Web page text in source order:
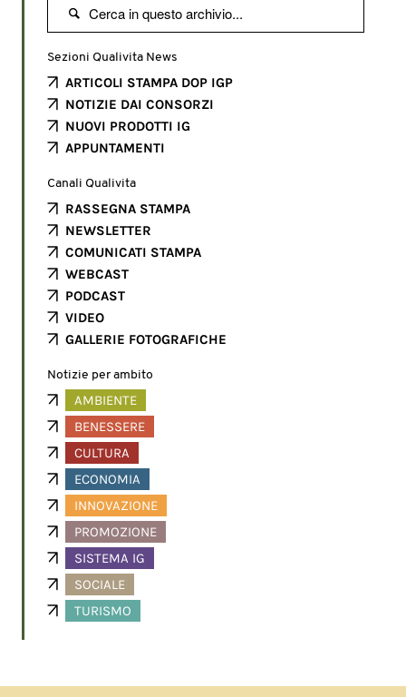

Sezioni Qualivita News
ARTICOLI STAMPA DOP IGP
NOTIZIE DAI CONSORZI
NUOVI PRODOTTI IG
APPUNTAMENTI
Canali Qualivita
RASSEGNA STAMPA
NEWSLETTER
COMUNICATI STAMPA
WEBCAST
PODCAST
VIDEO
GALLERIE FOTOGRAFICHE
Notizie per ambito
AMBIENTE
BENESSERE
CULTURA
ECONOMIA
INNOVAZIONE
PROMOZIONE
SISTEMA IG
SOCIALE
TURISMO